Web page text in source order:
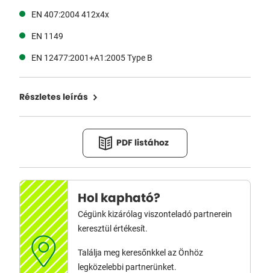
EN 407:2004 412x4x
EN 1149
EN 12477:2001+A1:2005 Type B
Részletes leírás
PDF listához
Hol kapható?
Cégünk kizárólag viszonteladó partnerein
keresztül értékesít.
Találja meg keresőnkkel az Önhöz
legközelebbi partnerünket.